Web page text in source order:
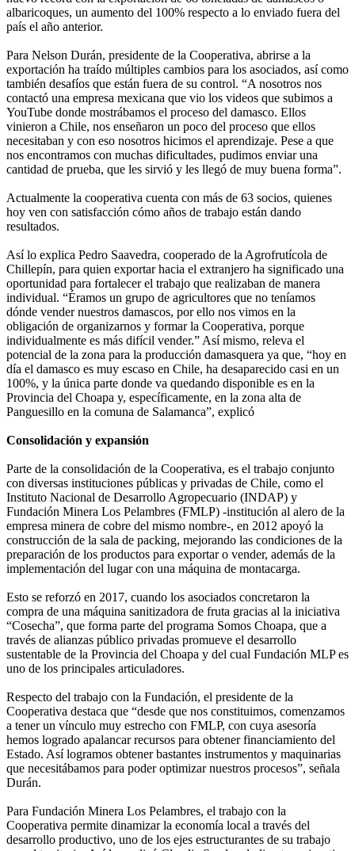
albaricoques, un aumento del 100% respecto a lo enviado fuera del
país el año anterior.
Para Nelson Durán, presidente de la Cooperativa, abrirse a la
exportación ha traído múltiples cambios para los asociados, así como
también desafíos que están fuera de su control. “A nosotros nos
contactó una empresa mexicana que vio los videos que subimos a
YouTube donde mostrábamos el proceso del damasco. Ellos
vinieron a Chile, nos enseñaron un poco del proceso que ellos
necesitaban y con eso nosotros hicimos el aprendizaje. Pese a que
nos encontramos con muchas dificultades, pudimos enviar una
cantidad de prueba, que les sirvió y les llegó de muy buena forma”.
Actualmente la cooperativa cuenta con más de 63 socios, quienes
hoy ven con satisfacción cómo años de trabajo están dando
resultados.
Así lo explica Pedro Saavedra, cooperado de la Agrofrutícola de
Chillepín, para quien exportar hacia el extranjero ha significado una
oportunidad para fortalecer el trabajo que realizaban de manera
individual. “Éramos un grupo de agricultores que no teníamos
dónde vender nuestros damascos, por ello nos vimos en la
obligación de organizarnos y formar la Cooperativa, porque
individualmente es más difícil vender.” Así mismo, releva el
potencial de la zona para la producción damasquera ya que, “hoy en
día el damasco es muy escaso en Chile, ha desaparecido casi en un
100%, y la única parte donde va quedando disponible es en la
Provincia del Choapa y, específicamente, en la zona alta de
Panguesillo en la comuna de Salamanca”, explicó
Consolidación y expansión
Parte de la consolidación de la Cooperativa, es el trabajo conjunto
con diversas instituciones públicas y privadas de Chile, como el
Instituto Nacional de Desarrollo Agropecuario (INDAP) y
Fundación Minera Los Pelambres (FMLP) -institución al alero de la
empresa minera de cobre del mismo nombre-, en 2012 apoyó la
construcción de la sala de packing, mejorando las condiciones de la
preparación de los productos para exportar o vender, además de la
implementación del lugar con una máquina de montacarga.
Esto se reforzó en 2017, cuando los asociados concretaron la
compra de una máquina sanitizadora de fruta gracias al la iniciativa
“Cosecha”, que forma parte del programa Somos Choapa, que a
través de alianzas público privadas promueve el desarrollo
sustentable de la Provincia del Choapa y del cual Fundación MLP es
uno de los principales articuladores.
Respecto del trabajo con la Fundación, el presidente de la
Cooperativa destaca que “desde que nos constituimos, comenzamos
a tener un vínculo muy estrecho con FMLP, con cuya asesoría
hemos logrado apalancar recursos para obtener financiamiento del
Estado. Así logramos obtener bastantes instrumentos y maquinarias
que necesitábamos para poder optimizar nuestros procesos”, señala
Durán.
Para Fundación Minera Los Pelambres, el trabajo con la
Cooperativa permite dinamizar la economía local a través del
desarrollo productivo, uno de los ejes estructurantes de su trabajo